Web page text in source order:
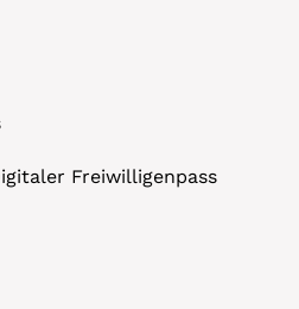
Freiwilligenpass